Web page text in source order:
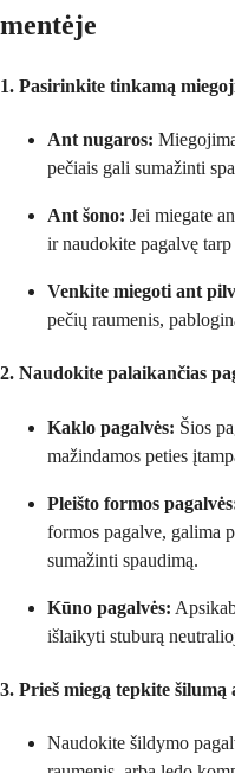
mentėje
1. Pasirinkite tinkamą
Ant nugaros:
pečiais gali sumažinti
Ant šono: Jei miegate
ir naudokite pagalvę
Venkite miegoti ant
pečių raumenis,
2. Naudokite palaikančias
Kaklo pagalvės: Šios
mažindamos peties
Pleišto formos
formos pagalve, galima
sumažinti spaudimą.
Kūno pagalvės:
išlaikyti stuburą
3. Prieš miegą tepkite šilumą
Naudokite šildymo